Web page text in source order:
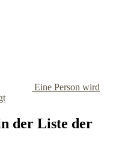
Eine Person wird
der Liste der